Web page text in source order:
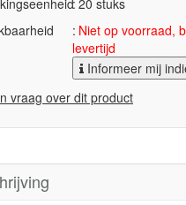
20 stuks
Niet op voorraad,
levertijd
Informeer mij
vraag over dit product